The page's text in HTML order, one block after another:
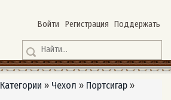
Войти Регистрация Поддержать
Категории » Чехол » Портсигар »